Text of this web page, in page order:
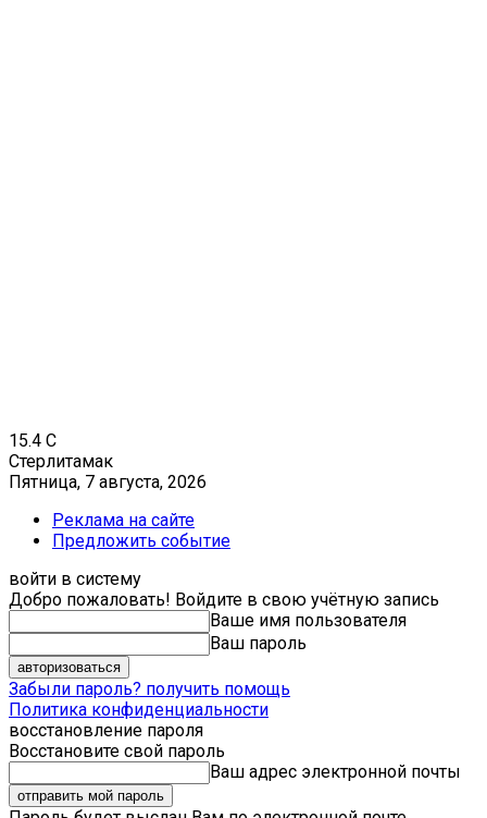
15.4 C
Стерлитамак
Пятница, 7 августа, 2026
Реклама на сайте
Предложить событие
войти в систему
Добро пожаловать! Войдите в свою учётную запись
Ваше имя пользователя
Ваш пароль
Забыли пароль? получить помощь
Политика конфиденциальности
восстановление пароля
Восстановите свой пароль
Ваш адрес электронной почты